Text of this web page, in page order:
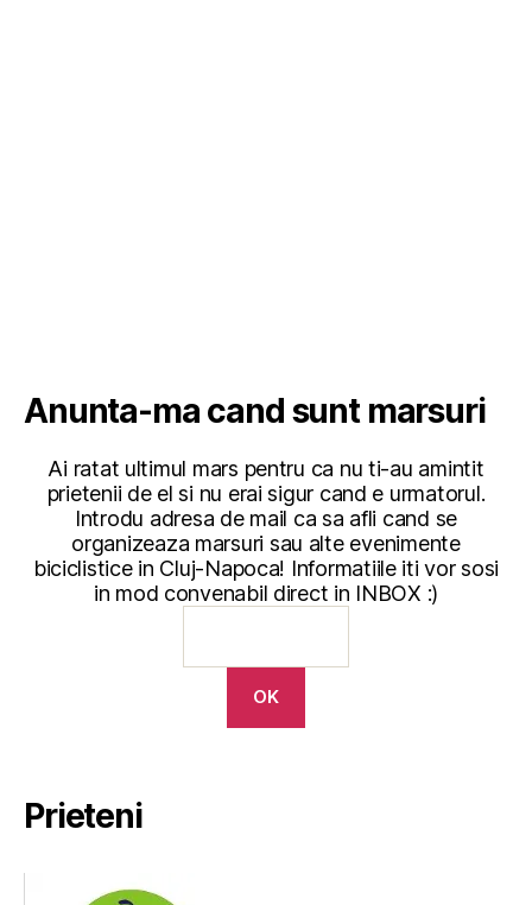
Anunta-ma cand sunt marsuri
Ai ratat ultimul mars pentru ca nu ti-au amintit
prietenii de el si nu erai sigur cand e urmatorul.
Introdu adresa de mail ca sa afli cand se
organizeaza marsuri sau alte evenimente
biciclistice in Cluj-Napoca! Informatiile iti vor sosi
in mod convenabil direct in INBOX :)
Prieteni